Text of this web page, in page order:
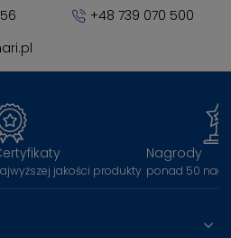
+48 739 070 500
jakości produkty
Nagrody
ponad 50